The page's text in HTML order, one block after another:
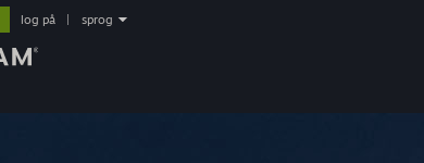
log på sprog